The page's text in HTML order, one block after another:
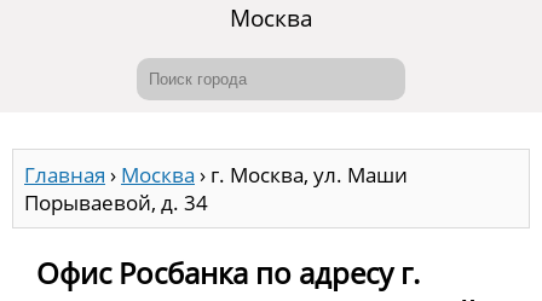
Москва
Главная › Москва › г. Москва, ул. Маши
Порываевой, д. 34
Офис Росбанка по адресу г.